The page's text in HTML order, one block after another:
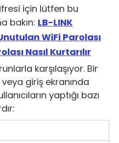
için lütfen bu
bakın: LB-LINK
WiFi Parolası
Nasıl Kurtarılır
karşılaşıyor. Bir
giriş ekranında
yaptığı bazı